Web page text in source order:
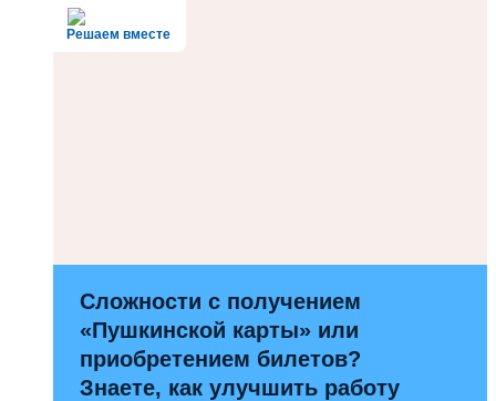
Решаем вместе
Сложности с получением
«Пушкинской карты» или
приобретением билетов?
Знаете, как улучшить работу